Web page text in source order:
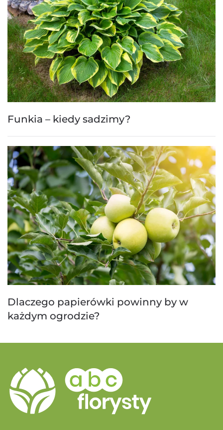
Funkia – kiedy sadzimy?
Dlaczego papierówki powinny by w
każdym ogrodzie?